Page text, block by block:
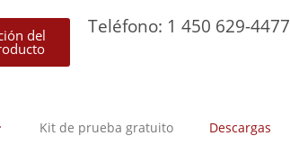
del Teléfono: 1 450 629-4477
Kit de prueba gratuito Descargas